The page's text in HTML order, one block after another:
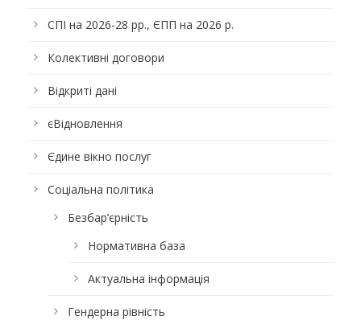
СПІ на 2026-28 рр., ЄПП на 2026 р.
Колективні договори
Відкриті дані
єВідновлення
Єдине вікно послуг
Соціальна політика
Безбар’єрність
Нормативна база
Актуальна інформація
Гендерна рівність